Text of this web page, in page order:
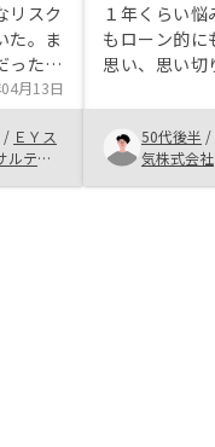
リスク
た。ま
った。
応、契
った。
ーなど
かっ
月13日
/ ＥＹス
ルティ
１年くらい
もローン的に
思い、思い切
実家に家を
ローンもあり
地なので実
たく、私がい
を売らずに済
50代後半 /
気株式会社